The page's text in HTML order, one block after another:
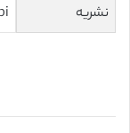
نشریه